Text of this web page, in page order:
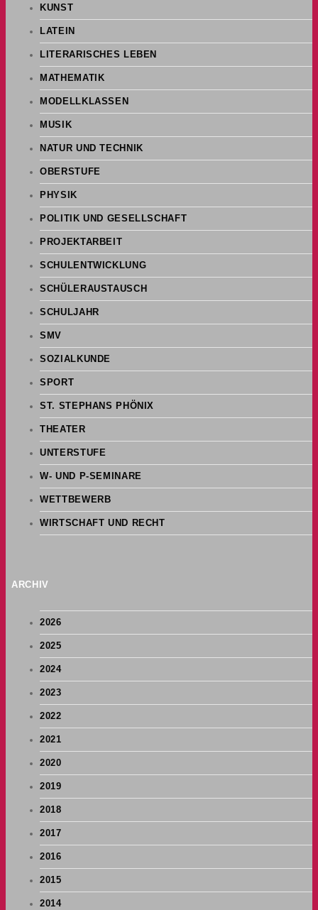
KUNST
LATEIN
LITERARISCHES LEBEN
MATHEMATIK
MODELLKLASSEN
MUSIK
NATUR UND TECHNIK
OBERSTUFE
PHYSIK
POLITIK UND GESELLSCHAFT
PROJEKTARBEIT
SCHULENTWICKLUNG
SCHÜLERAUSTAUSCH
SCHULJAHR
SMV
SOZIALKUNDE
SPORT
ST. STEPHANS PHÖNIX
THEATER
UNTERSTUFE
W- UND P-SEMINARE
WETTBEWERB
WIRTSCHAFT UND RECHT
ARCHIV
2026
2025
2024
2023
2022
2021
2020
2019
2018
2017
2016
2015
2014